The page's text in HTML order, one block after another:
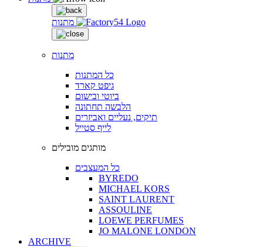
מתנות
מתנות
כל המתנות
גיפט קארד
ביוטי ובישום
הלבשה תחתונה
תיקים, נעליים ואביזרים
לייף סטייל
מותגים מובילים
כל המעצבים
BYREDO
MICHAEL KORS
SAINT LAURENT
ASSOULINE
LOEWE PERFUMES
JO MALONE LONDON
ARCHIVE